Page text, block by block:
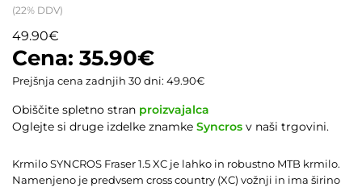
35.90€
49.90€
(22% DDV)
Prejšnja cena zadnjih 30 dni: 49.90€
Krmilo SYNCROS Fraser 1.5 XC je lahko in robustno MTB krmilo.
Namenjeno je predvsem cross country (XC) vožnji in ima širino
Obiščite spletno stran proizvajalca
Oglejte si druge izdelke znamke Syncros v naši trgovini.